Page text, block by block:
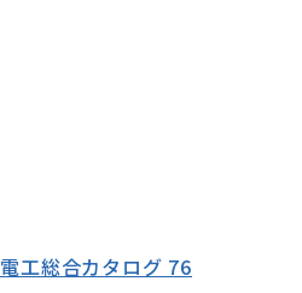
工総合カタログ 76